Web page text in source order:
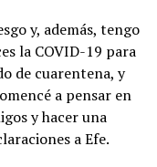
y, además, tengo
la COVID-19 para
de cuarentena, y
a pensar en
y hacer una
a Efe.